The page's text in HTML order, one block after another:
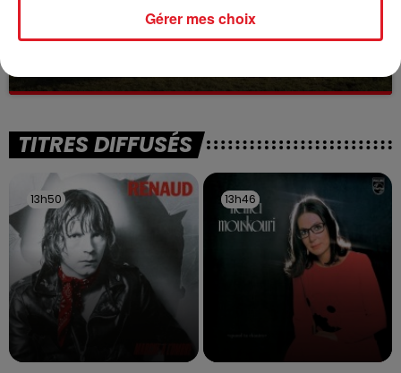
WINGLES: UN JEUNE PERD LA VIE, NOYÉ À
La victime a coulé à pic
TITRES DIFFUSÉS
13h50
13h50 13h46
13h46
Gérer mes choix